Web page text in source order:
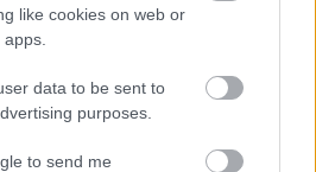
like cookies on web or
data to be sent to
purposes.
to send me